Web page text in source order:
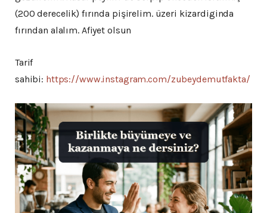
(200 derecelik) fırında pişirelim. üzeri kizardiginda
fırından alalım. Afiyet olsun
Tarif
sahibi: https://www.instagram.com/zubeydemutfakta/